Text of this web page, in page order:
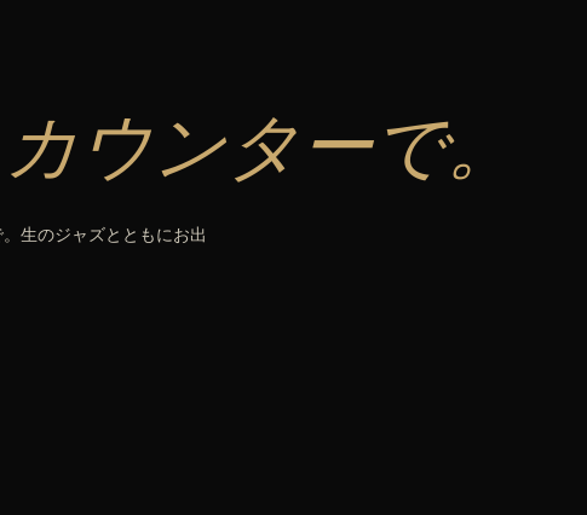
カウンターで。
生のジャズとともにお出